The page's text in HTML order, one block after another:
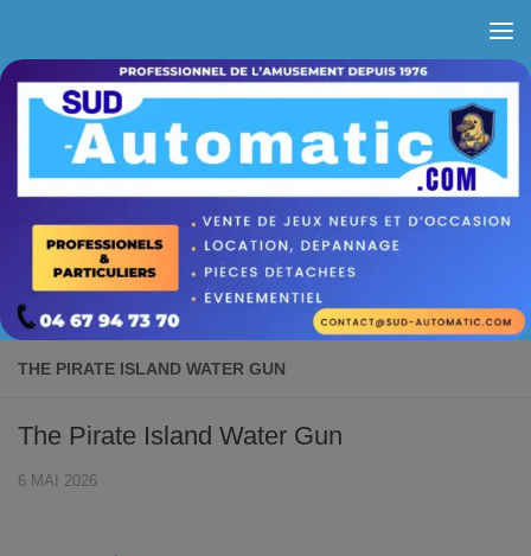
THE PIRATE ISLAND WATER GUN
The Pirate Island Water Gun
6 MAI 2026